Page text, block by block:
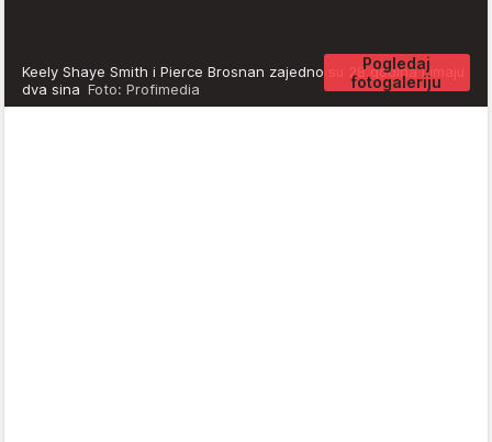
Pogledaj
fotogaleriju
Keely Shaye Smith i Pierce Brosnan zajedno su 28 godina i imaju
dva sina Foto: Profimedia